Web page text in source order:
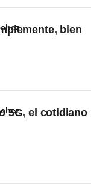
bien
5G, el cotidiano